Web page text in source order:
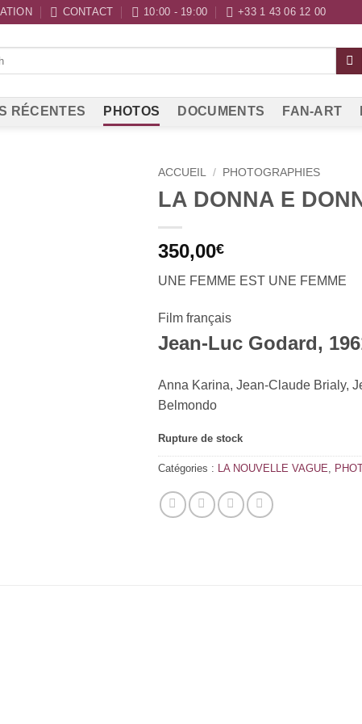
CONTACT 10:00 - 19:00 +33 1 43 06 12 00
RÉCENTES PHOTOS DOCUMENTS FAN-ART
ACCUEIL / PHOTOGRAPHIES
LA DONNA E
350,00€
UNE FEMME EST UNE FEMME
Film français
Jean-Luc Godard,
Anna Karina, Jean-Claude Brialy,
Belmondo
Rupture de stock
Catégories : LA NOUVELLE VAGUE